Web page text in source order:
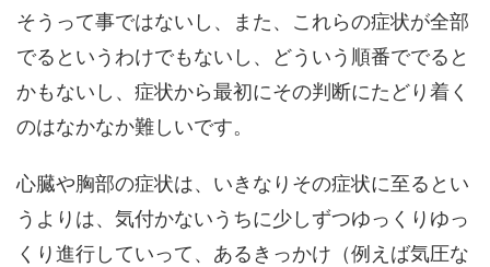
そうって事ではないし、また、これらの症状が全部
でるというわけでもないし、どういう順番ででると
かもないし、症状から最初にその判断にたどり着く
のはなかなか難しいです。
心臓や胸部の症状は、いきなりその症状に至るとい
うよりは、気付かないうちに少しずつゆっくりゆっ
くり進行していって、あるきっかけ（例えば気圧な